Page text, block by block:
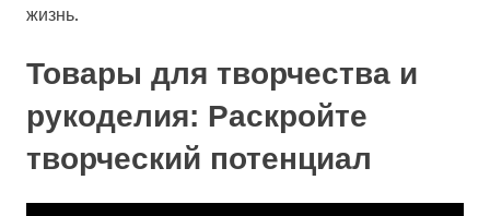
жизнь.
Товары для творчества и
рукоделия: Раскройте
творческий потенциал